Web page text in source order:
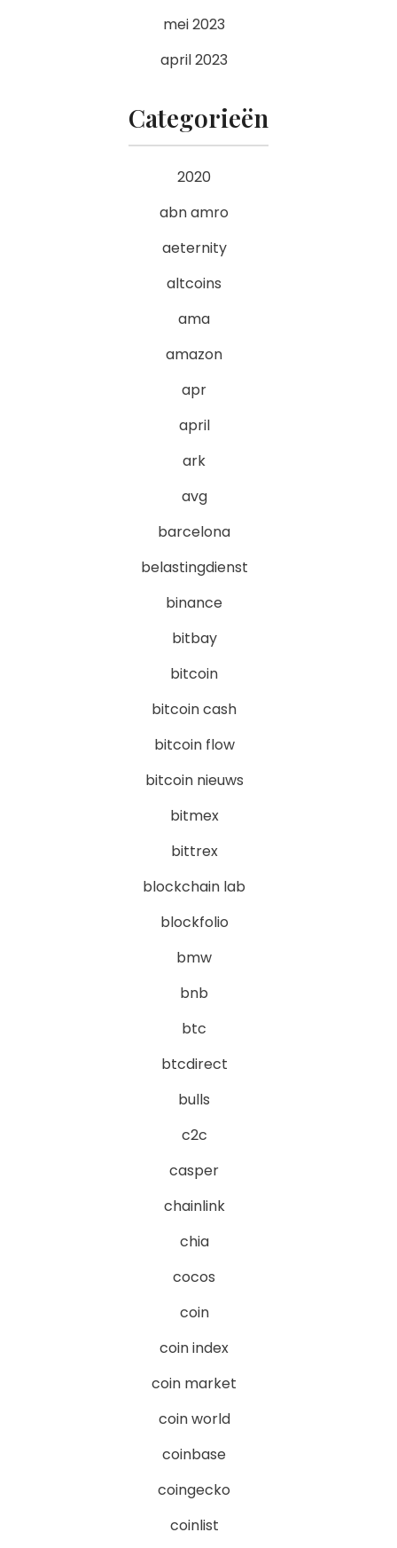
mei 2023
april 2023
Categorieën
2020
abn amro
aeternity
altcoins
ama
amazon
apr
april
ark
avg
barcelona
belastingdienst
binance
bitbay
bitcoin
bitcoin cash
bitcoin flow
bitcoin nieuws
bitmex
bittrex
blockchain lab
blockfolio
bmw
bnb
btc
btcdirect
bulls
c2c
casper
chainlink
chia
cocos
coin
coin index
coin market
coin world
coinbase
coingecko
coinlist